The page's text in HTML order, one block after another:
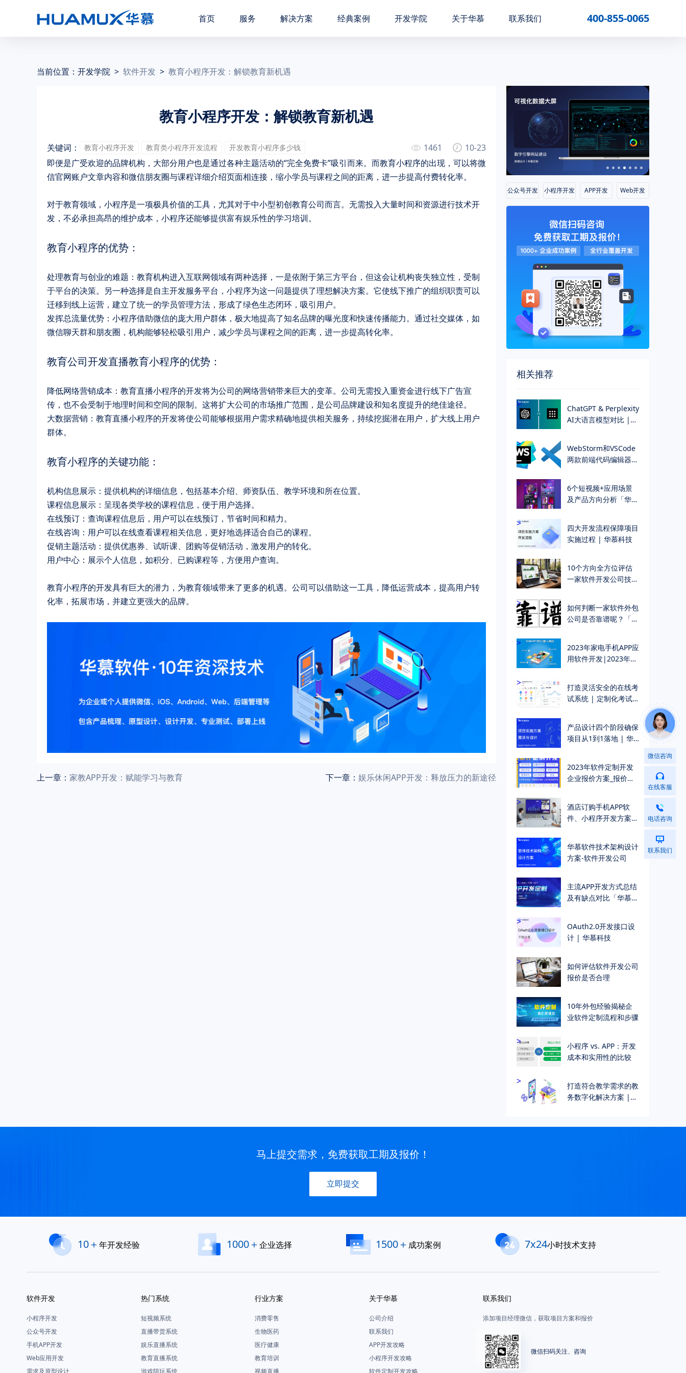
首页 服务 解决方案 经典案例 开发学院 关于华慕 联系我们 400-855-0065
当前位置： 开发学院 > 软件开发 > 教育小程序开发：解锁教育新机遇
教育小程序开发：解锁教育新机遇
关键词： 教育小程序开发 教育类小程序开发流程 开发教育小程序多少钱 1461
10-23
即便是广受欢迎的品牌机构，大部分用户也是通过各种主题活动的“完全免费卡”吸引而来。而教育小程序的出现，可以将微
信官网账户文章内容和微信朋友圈与课程详细介绍页面相连接，缩小学员与课程之间的距离，进一步提高付费转化率。
对于教育领域，小程序是一项极具价值的工具，尤其对于中小型初创教育公司而言。无需投入大量时间和资源进行技术开
发，不必承担高昂的维护成本，小程序还能够提供富有娱乐性的学习培训。
教育小程序的优势：
处理教育与创业的难题 ：教育机构进入互联网领域有两种选择，一是依附于第三方平台，但这会让机构丧失独立性，受制
于平台的决策。另一种选择是自主开发服务平台，小程序为这一问题提供了理想解决方案。它使线下推广的组织职责可以
迁移到线上运营，建立了统一的学员管理方法，形成了绿色生态闭环，吸引用户。
发挥总流量优势 ：小程序借助微信的庞大用户群体，极大地提高了知名品牌的曝光度和快速传播能力。通过社交媒体，如
微信聊天群和朋友圈，机构能够轻松吸引用户，减少学员与课程之间的距离，进一步提高转化率。
教育公司开发直播教育小程序的优势：
降低网络营销成本 ：教育直播小程序的开发将为公司的网络营销带来巨大的变革。公司无需投入重资金进行线下广告宣
传，也不会受制于地理时间和空间的限制。这将扩大公司的市场推广范围，是公司品牌建设和知名度提升的绝佳途径。
大数据营销 ：教育直播小程序的开发将使公司能够根据用户需求精确地提供相关服务，持续挖掘潜在用户，扩大线上用户
群体。
教育小程序的关键功能：
机构信息展示 ：提供机构的详细信息，包括基本介绍、师资队伍、教学环境和所在位置。
课程信息展示 ：呈现各类学校的课程信息，便于用户选择。
在线预订 ：查询课程信息后，用户可以在线预订，节省时间和精力。
在线咨询 ：用户可以在线查看课程相关信息，更好地选择适合自己的课程。
促销主题活动 ：提供优惠券、试听课、团购等促销活动，激发用户的转化。
用户中心 ：展示个人信息，如积分、已购课程等，方便用户查询。
教育小程序的开发具有巨大的潜力，为教育领域带来了更多的机遇。公司可以借助这一工具，降低运营成本，提高用户转
化率，拓展市场，并建立更强大的品牌。
上一章： 家教APP开发：赋能学习与教育 下一章： 娱乐休闲APP开发：释放压力的新途径
公众号开发 小程序开发 APP开发 Web开发
相关推荐
>
ChatGPT & Perplexity
AI大语言模型对比 |
>
WebStorm和VSCode
两款前端代码编辑器，
>
6个短视频+应用场景
及产品方向分析「华慕
>
四大开发流程保障项目
实施过程 | 华慕科技
>
10个方向全方位评估
一家软件开发公司技术
>
如何判断一家软件外包
公司是否靠谱呢？「华
>
2023年家电手机APP应
用软件开发|2023年家
>
打造灵活安全的在线考
试系统 | 定制化考试
>
产品设计四个阶段确保
项目从1到1落地 | 华
>
2023年软件定制开发
企业报价方案_报价单
>
酒店订购手机APP软
件、小程序开发方案
>
华慕软件技术架构设计
方案-软件开发公司
>
主流APP开发方式总结
及有缺点对比「华慕软
>
OAuth2.0开发接口设
计 | 华慕科技
>
如何评估软件开发公司
报价是否合理
>
10年外包经验揭秘企
业软件定制流程和步骤
>
小程序 vs. APP：开发
成本和实用性的比较
>
打造符合教学需求的教
务数字化解决方案 |
马上提交需求，免费获取工期及报价！
立即提交
10＋年开发经验 1000＋企业选择 1500＋ 成功案例 7x24小时技术支持
软件开发
小程序开发
公众号开发
手机APP开发
Web应用开发
需求及原型设计
热门系统
短视频系统
直播带货系统
娱乐直播系统
教育直播系统
游戏陪玩系统
行业方案
消费零售
生物医药
医疗健康
教育培训
视频直播
关于华慕
公司介绍
联系我们
APP开发攻略
小程序开发攻略
软件定制开发攻略
联系我们
添加项目经理微信，获取项目方案和报价
微信扫码关注、咨询
微信咨询
在线客服
电话咨询
联系我们